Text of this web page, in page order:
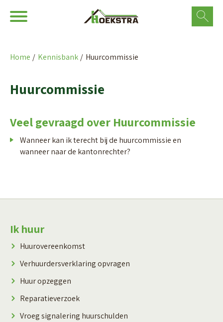
Naar de homepage
Ga naar Hoofd
Home Kennisbank Huurcommissie
Huurcommissie
Veel gevraagd over Huurcommissie
Wanneer kan ik terecht bij de huurcommissie en
wanneer naar de kantonrechter?
Contactinformatie
Ik huur
Huurovereenkomst
Verhuurdersverklaring opvragen
Huur opzeggen
Reparatieverzoek
Vroeg signalering huurschulden